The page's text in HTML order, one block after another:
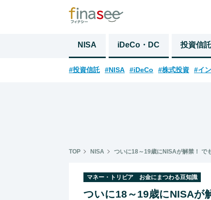
NISA iDeCo・DC 投資信
#投資信託 #NISA #iDeCo #株式投資 #イ
TOP NISA ついに18～19歳にNISAが解禁！ で
マネー・トリビア お金にまつわる豆知識
ついに18～19歳にNISAが